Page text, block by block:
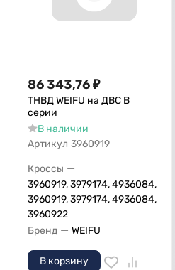
86 343,76₽
ТНВД WEIFU на ДВС B
серии
В наличии
Артикул 3960919
Кроссы —
3960919, 3979174, 4936084,
3960919, 3979174, 4936084,
3960922
Бренд — WEIFU
В корзину